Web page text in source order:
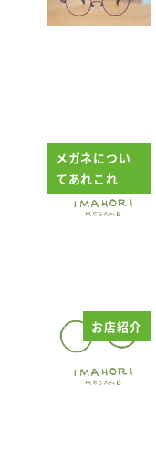
メガネについ
てあれこれ
お店紹介